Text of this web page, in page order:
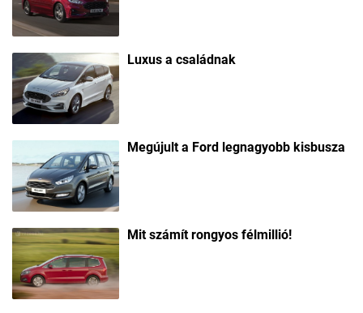
Luxus a családnak
Megújult a Ford legnagyobb kisbusza
Mit számít rongyos félmillió!